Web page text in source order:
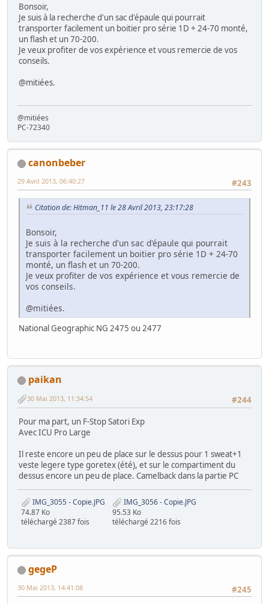
Bonsoir,
Je suis à la recherche d'un sac d'épaule qui pourrait
transporter facilement un boitier pro série 1D + 24-70 monté,
un flash et un 70-200.
Je veux profiter de vos expérience et vous remercie de vos
conseils.
@mitiées.
@mitiées
PC-72340
canonbeber
#243
29 Avril 2013, 06:40:27
Citation de: Hitman_11 le 28 Avril 2013, 23:17:28
Bonsoir,
Je suis à la recherche d'un sac d'épaule qui pourrait
transporter facilement un boitier pro série 1D + 24-70
monté, un flash et un 70-200.
Je veux profiter de vos expérience et vous remercie de
vos conseils.
@mitiées.
National Geographic NG 2475 ou 2477
paikan
#244
30 Mai 2013, 11:34:54
Pour ma part, un F-Stop Satori Exp
Avec ICU Pro Large
Il reste encore un peu de place sur le dessus pour 1 sweat+1
veste legere type goretex (été), et sur le compartiment du
dessus encore un peu de place. Camelback dans la partie PC
IMG_3055 - Copie.JPG
74.87 Ko
téléchargé 2387 fois
IMG_3056 - Copie.JPG
95.53 Ko
téléchargé 2216 fois
gegeP
#245
30 Mai 2013, 14:41:08